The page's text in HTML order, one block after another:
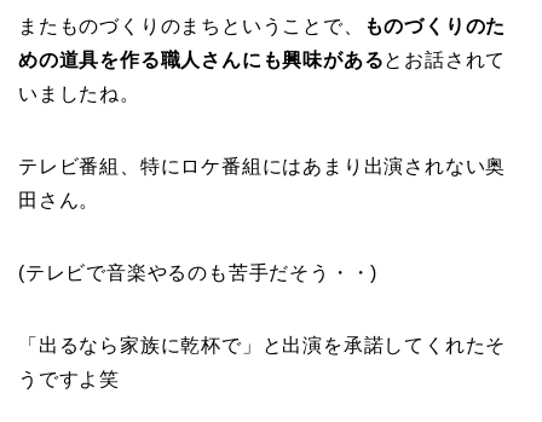
またものづくりのまちということで、
ものづくりのた
めの道具を作る職人さんにも興味があるとお話されて
いましたね。
テレビ番組、特にロケ番組にはあまり出演されない奥
田さん。
(テレビで音楽やるのも苦手だそう・・)
「出るなら家族に乾杯で」と出演を承諾してくれたそ
うですよ笑